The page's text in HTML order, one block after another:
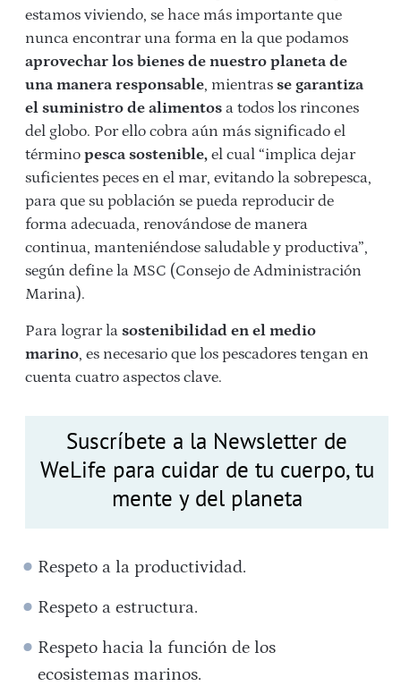
estamos viviendo, se hace más importante que
nunca encontrar una forma en la que podamos
aprovechar los bienes de nuestro planeta de
una manera responsable, mientras se garantiza
el suministro de alimentos a todos los rincones
del globo. Por ello cobra aún más significado el
término pesca sostenible, el cual “implica dejar
suficientes peces en el mar, evitando la sobrepesca,
para que su población se pueda reproducir de
forma adecuada, renovándose de manera
continua, manteniéndose saludable y productiva”,
según define la MSC (Consejo de Administración
Marina).
Para lograr la sostenibilidad en el medio
marino, es necesario que los pescadores tengan en
cuenta cuatro aspectos clave.
Suscríbete a la Newsletter de
WeLife para cuidar de tu cuerpo, tu
mente y del planeta
Respeto a la productividad.
Respeto a estructura.
Respeto hacia la función de los
ecosistemas marinos.